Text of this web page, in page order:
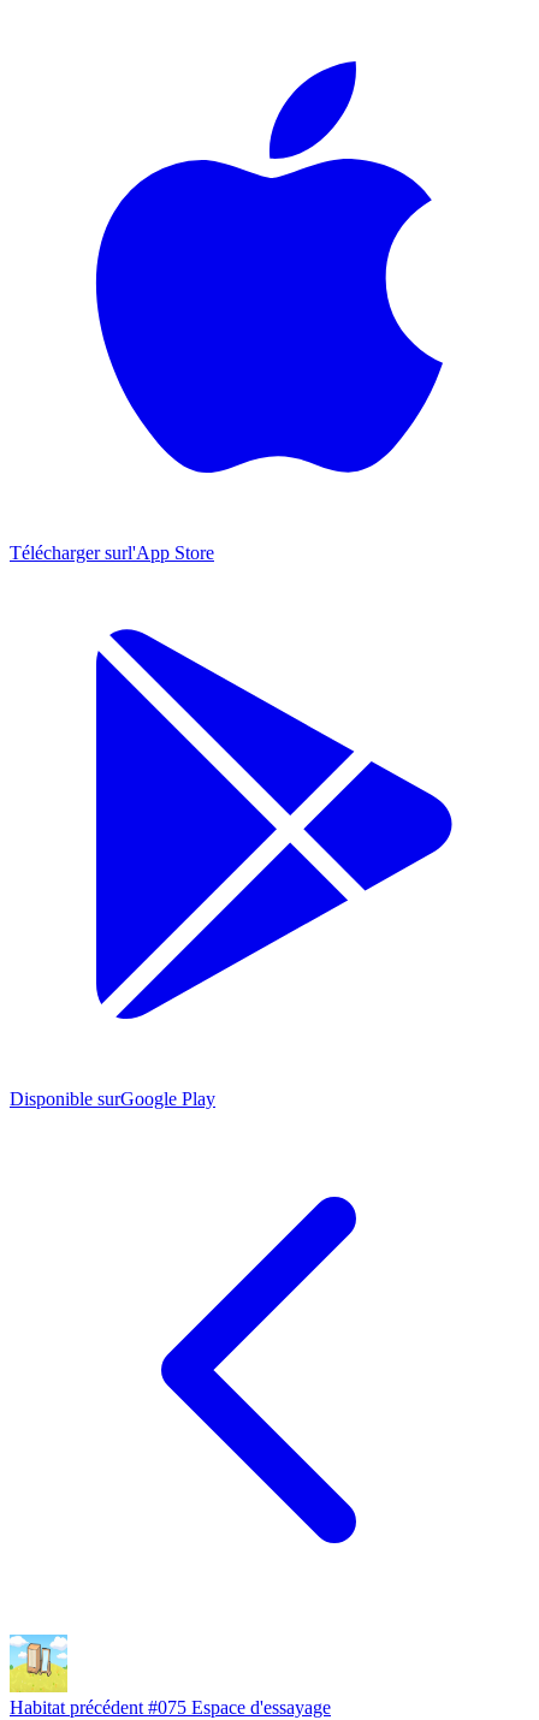
Télécharger surl'App Store
Disponible surGoogle Play
Habitat précédent #075 Espace d'essayage